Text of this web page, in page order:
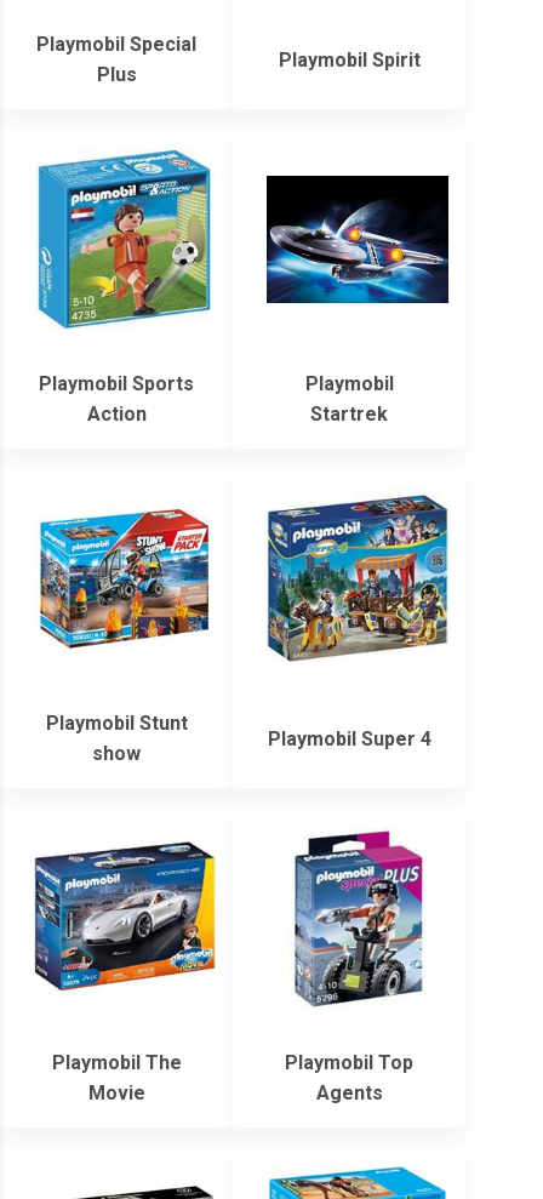
Playmobil Special
Plus
Playmobil Spirit
Playmobil Sports
Action
Playmobil
Startrek
Playmobil Stunt
show
Playmobil Super 4
Playmobil The
Movie
Playmobil Top
Agents